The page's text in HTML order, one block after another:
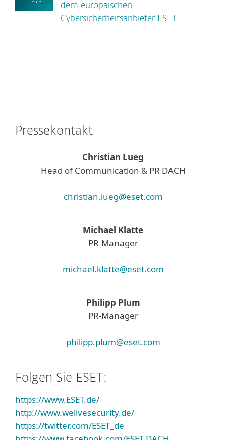
dem europäischen
Cybersicherheitsanbieter ESET
Pressekontakt
Christian Lueg
Head of Communication & PR DACH
christian.lueg@eset.com
Michael Klatte
PR-Manager
michael.klatte@eset.com
Philipp Plum
PR-Manager
philipp.plum@eset.com
Folgen Sie ESET:
https://www.ESET.de/
http://www.welivesecurity.de/
https://twitter.com/ESET_de